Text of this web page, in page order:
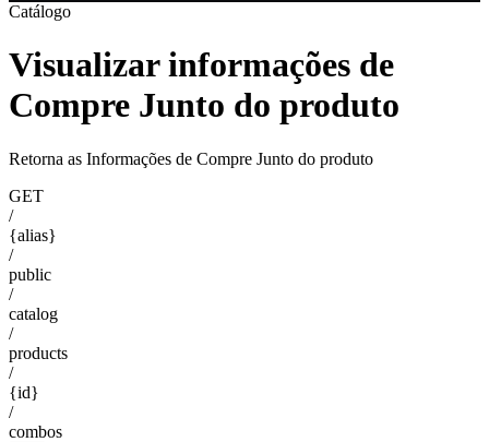
Catálogo
Visualizar informações de
Compre Junto do produto
Retorna as Informações de Compre Junto do produto
GET
/
{alias}
/
public
/
catalog
/
products
/
{id}
/
combos